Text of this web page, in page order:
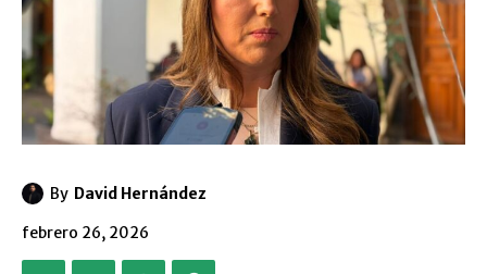
By David Hernández
febrero 26, 2026